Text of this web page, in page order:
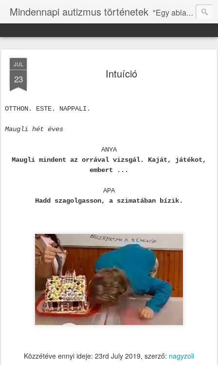
Mindennapi autizmus történetek "Egy ablakot kell nyitni, hogy tudja, mi is itt vagyunk." (N.ZS.)
JUL
23 Intuíció
OTTHON. ESTE. NAPPALI.
Maugli hét éves
ANYA
Maugli mindent az orrával vizsgál. Kaját, játékot,
embert ...
APA
Hadd szagolgasson, a szimatában bízik.
Közzétéve ennyi ideje: 23rd July 2019, szerző: nagyzoli